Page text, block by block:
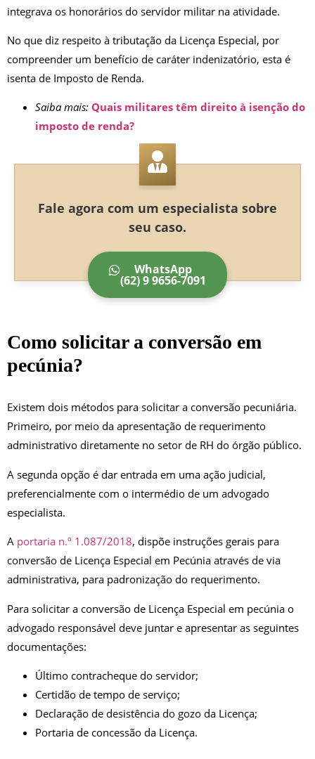
integrava os honorários do servidor militar na atividade.
No que diz respeito à tributação da Licença Especial, por
compreender um benefício de caráter indenizatório, esta é
isenta de Imposto de Renda.
Saiba mais: Quais militares têm direito à isenção do
imposto de renda?
Fale agora com um especialista sobre
seu caso.
WhatsApp
(62) 9 9656-7091
Como solicitar a conversão em
pecúnia?
Existem dois métodos para solicitar a conversão pecuniária.
Primeiro, por meio da apresentação de requerimento
administrativo diretamente no setor de RH do órgão público.
A segunda opção é dar entrada em uma ação judicial,
preferencialmente com o intermédio de um advogado
especialista.
A portaria n.º 1.087/2018, dispõe instruções gerais para
conversão de Licença Especial em Pecúnia através de via
administrativa, para padronização do requerimento.
Para solicitar a conversão de Licença Especial em pecúnia o
advogado responsável deve juntar e apresentar as seguintes
documentações:
Último contracheque do servidor;
Certidão de tempo de serviço;
Declaração de desistência do gozo da Licença;
Portaria de concessão da Licença.